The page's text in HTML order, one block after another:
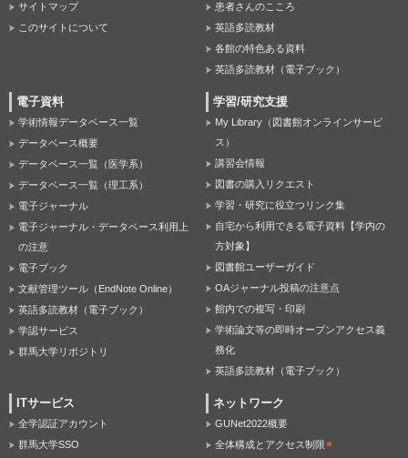
サイトマップ
このサイトについて
患者さんのこころ
英語多読教材
各館の特色ある資料
英語多読教材（電子ブック）
電子資料
学術情報データベース一覧
データベース概要
データベース一覧（医学系）
データベース一覧（理工系）
電子ジャーナル
電子ジャーナル・データベース利用上
の注意
電子ブック
文献管理ツール（EndNote Online）
英語多読教材（電子ブック）
学認サービス
群馬大学リポジトリ
学習/研究支援
My Library（図書館オンラインサービ
ス）
講習会情報
図書の購入リクエスト
学習・研究に役立つリンク集
自宅から利用できる電子資料【学内の
方対象】
図書館ユーザーガイド
OAジャーナル投稿の注意点
館内での複写・印刷
学術論文等の即時オープンアクセス義
務化
英語多読教材（電子ブック）
ITサービス
全学認証アカウント
群馬大学SSO
ネットワーク
GUNet2022概要
全体構成とアクセス制限